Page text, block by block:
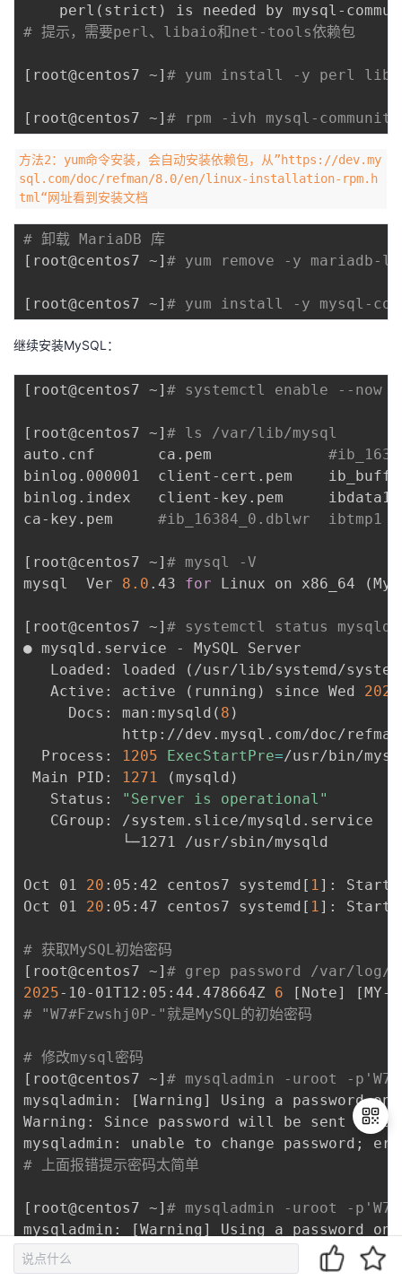
	perl
( strict )
# 提示，需要perl、libaio和net-tools依赖包
[ root@centos7 ~] # yum install -y perl
[ root@centos7 ~] # rpm -ivh mysql-
方法2：yum命令安装，会自动安装依赖包，从”https://dev.my
sql.com/doc/refman/8.0/en/linux-installation-rpm.h
tml“网址看到安装文档
# 卸载 MariaDB 库
[ root@centos7 ~] # yum remove -y mariadb-
[ root@centos7 ~] # yum install -y mysql-
继续安装MySQL：
[ root@centos7 ~] # systemctl enable --now
[ root@centos7 ~] # ls /var/lib/mysql
auto.cnf       ca.pem
binlog.000001  client-cert.pem
binlog.index   client-key.pem     ibdata1
ca-key.pem #ib_16384_0.dblwr
[ root@centos7 ~] # mysql -V
mysql  Ver 8.0 .43 for Linux on x86_64 (
[ root@centos7 ~] # systemctl status mysqld
● mysqld.service - MySQL Server
   Loaded: loaded
( /usr/lib/systemd/
   Active: active
( running ) since Wed 2025
     Docs: man:mysqld
( 8 )
http://dev.mysql.com/doc/
  Process:
1205 ExecStartPre=/usr/bin/
Main PID:
1271 ( mysqld )
   Status:
"Server is operational"
   CGroup: /system.slice/mysqld.service
           └─1271 /usr/sbin/mysqld
Oct 01 20 :05:42 centos7 systemd [ 1] :
Oct 01 20 :05:47 centos7 systemd [ 1] :
# 获取MySQL初始密码
[ root@centos7 ~] # grep password /var/log/
2025-10-01T12:05:44.478664Z 6 [ Note] [MY-
# "W7#Fzwshj0P-"就是MySQL的初始密码
# 修改mysql密码
[ root@centos7 ~] # mysqladmin -uroot -
mysqladmin:
[Warning ]
Using a password
Warning: Since password will be sent to
mysqladmin: unable to change password ;
# 上面报错提示密码太简单
[ root@centos7 ~] # mysqladmin -uroot -
mysqladmin:
[Warning ]
Using a password
Warning: Since password will be sent to